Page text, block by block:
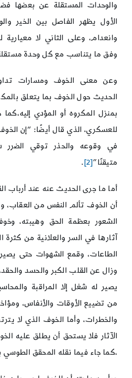
والوحدات المستقلة عن بعضها
الأول يظهر الفاصل بين الخير
وانعدام، وعلى الثاني لا معيارية
وفق ما يتناسب مع كل وحدة
وعن معنى الخوف ومسارات
الحديث حول الخوف بما يتعلق
بمنزل المكروه أو المؤدي
للعسكري، الذي قال أيضًا: “إن
في وقوعه والحذر توقي الضرر
متيقنًا”[2]
.
أما ما جرى الحديث عنه عند أرباب
أن الخوف تألم النفس من العقاب،
الشعور بعظمة الحق وهيبته،
آثارها في السر والعلانية من كثرة
الطاعات، وقمع الشهوات حتى
وزال عن القلب الكبر والحسد
يصير له شغل إلا المراقبة
من تضييع الأوقات والأنفاس،
والخطرات، وأما الخوف الذي لا
الآثار فلا يستحق أن يطلق عليه
،كما جاء فيما نقله المحقق